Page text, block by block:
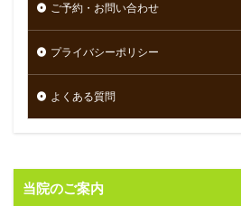
ご予約・お問い合わせ
プライバシーポリシー
よくある質問
当院のご案内